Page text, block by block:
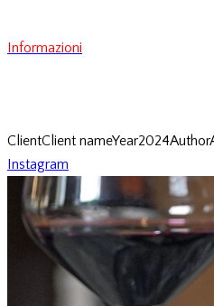
Informazioni
ClientClient nameYear2024Author
Instagram